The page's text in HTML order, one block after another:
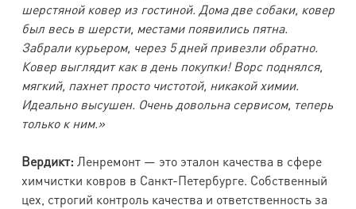
шерстяной ковер из гостиной. Дома две собаки, ковер
был весь в шерсти, местами появились пятна.
Забрали курьером, через 5 дней привезли обратно.
Ковер выглядит как в день покупки! Ворс поднялся,
мягкий, пахнет просто чистотой, никакой химии.
Идеально высушен. Очень довольна сервисом, теперь
только к ним.»
Вердикт: Ленремонт — это эталон качества в сфере
химчистки ковров в Санкт-Петербурге. Собственный
цех, строгий контроль качества и ответственность за